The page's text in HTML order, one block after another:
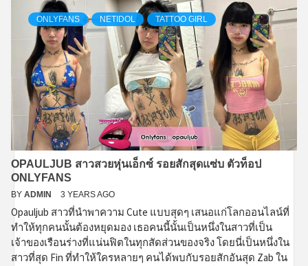
ONLYFANS NETIDOL TATTOO GIRL
OPAULJUB สาวสวยหุ่นเอ็กซ์ รอยสักสุดแซ่บ ตัวท็อป
ONLYFANS
BY ADMIN 3 YEARS AGO
Opauljub สาวที่นำพาความ Cute แบบสุดๆ เสนอแก่โลกออนไลน์ที่
ทำให้ทุกคนนั้นต้องหยุดมอง เธอคนนี้นั้นเป็นหนึ่งในสาวที่เป็น
เจ้าของเรือนร่างที่แน่นฟิตในทุกสัดส่วนของจริง โดยนี่เป็นหนึ่งใน
สาวที่สุด Fin ที่ทำให้ใครหลายๆ คนได้พบกับรอยสักอันสุด Zab ใน